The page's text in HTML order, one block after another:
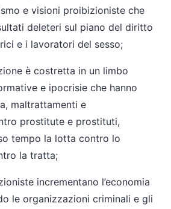
e visioni proibizioniste che
deleteri sul piano del diritto
e i lavoratori del sesso;
è costretta in un limbo
e ipocrisie che hanno
maltrattamenti e
prostitute e prostituti,
tempo la lotta contro lo
la tratta;
incrementano l’economia
le organizzazioni criminali e gli